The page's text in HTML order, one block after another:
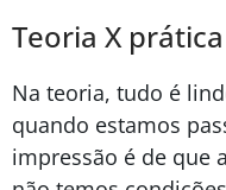
Teoria X prática
Na teoria, tudo é
quando estamos
impressão é de que